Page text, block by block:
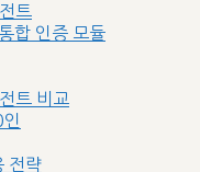
트
합 인증 모듈
트 비교
전략